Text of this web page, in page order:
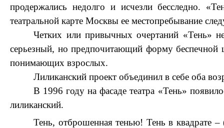
продержались недолго и исчезли бесследно.
театральной карте Москвы ее местопребывание
Четких или привычных очертаний «Тень»
серьезный, но предпочитающий форму беспечной
понимающих взрослых.
Лиликанский проект объединил в себе оба
В 1996 году на фасаде театра «Тень»
лиликанский.
Тень, отброшенная тенью! Тень в квадрате –